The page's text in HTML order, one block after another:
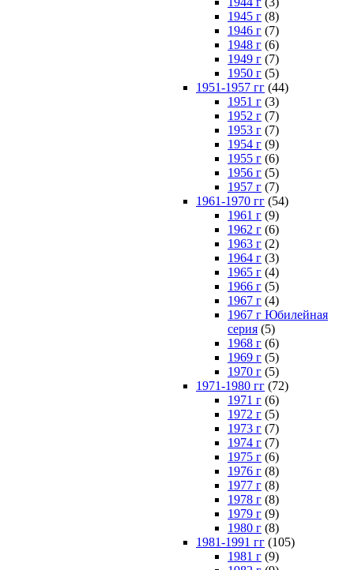
1945 г (8)
1946 г (7)
1948 г (6)
1949 г (7)
1950 г (5)
1951-1957 гг (44)
1951 г (3)
1952 г (7)
1953 г (7)
1954 г (9)
1955 г (6)
1956 г (5)
1957 г (7)
1961-1970 гг (54)
1961 г (9)
1962 г (6)
1963 г (2)
1964 г (3)
1965 г (4)
1966 г (5)
1967 г (4)
1967 г Юбилейная
серия (5)
1968 г (6)
1969 г (5)
1970 г (5)
1971-1980 гг (72)
1971 г (6)
1972 г (5)
1973 г (7)
1974 г (7)
1975 г (6)
1976 г (8)
1977 г (8)
1978 г (8)
1979 г (9)
1980 г (8)
1981-1991 гг (105)
1981 г (9)